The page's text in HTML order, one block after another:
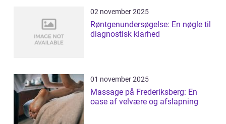
02 november 2025
Røntgenundersøgelse: En nøgle til
diagnostisk klarhed
01 november 2025
Massage på Frederiksberg: En
oase af velvære og afslapning